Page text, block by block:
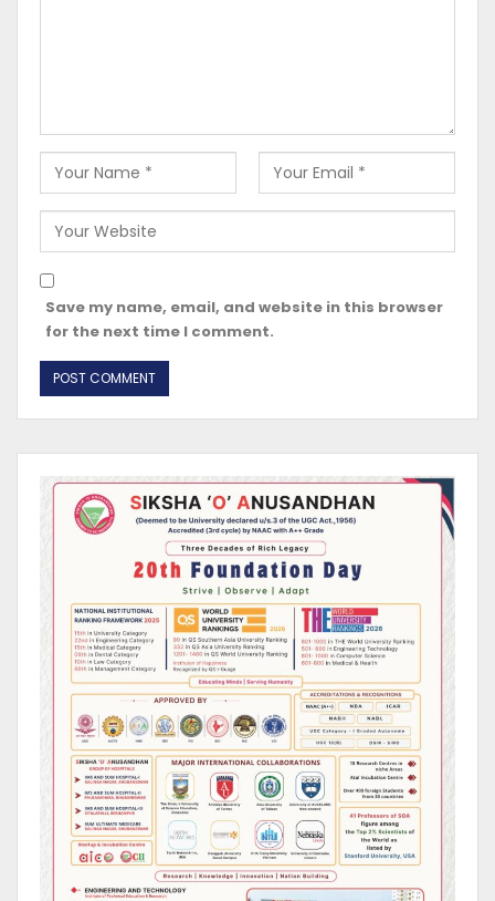
Save my name, email, and website in this browser
for the next time I comment.